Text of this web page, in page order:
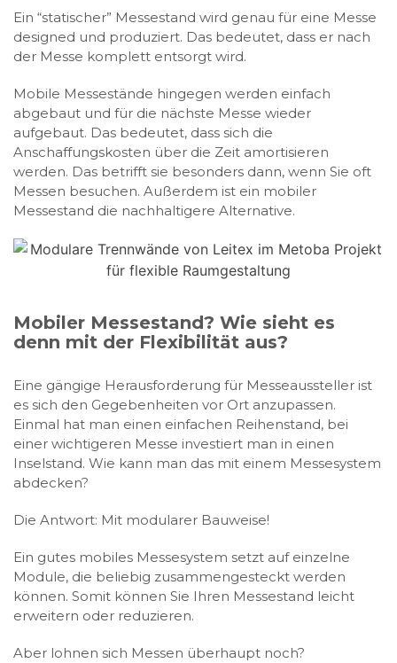
Ein “statischer” Messestand wird genau für eine Messe
designed und produziert. Das bedeutet, dass er nach
der Messe komplett entsorgt wird.
Mobile Messestände hingegen werden einfach
abgebaut und für die nächste Messe wieder
aufgebaut. Das bedeutet, dass sich die
Anschaffungskosten über die Zeit amortisieren
werden. Das betrifft sie besonders dann, wenn Sie oft
Messen besuchen. Außerdem ist ein mobiler
Messestand die nachhaltigere Alternative.
Mobiler Messestand? Wie sieht es
denn mit der Flexibilität aus?
Eine gängige Herausforderung für Messeaussteller ist
es sich den Gegebenheiten vor Ort anzupassen.
Einmal hat man einen einfachen Reihenstand, bei
einer wichtigeren Messe investiert man in einen
Inselstand. Wie kann man das mit einem Messesystem
abdecken?
Die Antwort: Mit modularer Bauweise!
Ein gutes mobiles Messesystem setzt auf einzelne
Module, die beliebig zusammengesteckt werden
können. Somit können Sie Ihren Messestand leicht
erweitern oder reduzieren.
Aber lohnen sich Messen überhaupt noch?